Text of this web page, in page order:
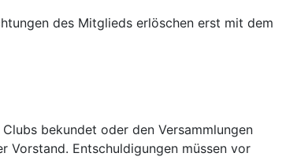
des Mitglieds erlöschen erst mit dem
bekundet oder den Versammlungen
Vorstand. Entschuldigungen müssen vor